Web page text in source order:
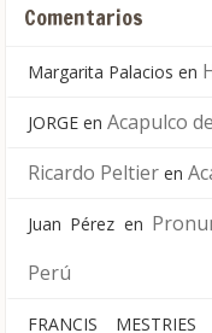
Comentarios
Margarita Palacios en
JORGE en Acapulco
Ricardo Peltier en
Juan Pérez en
Perú
FRANCIS MESTRIES